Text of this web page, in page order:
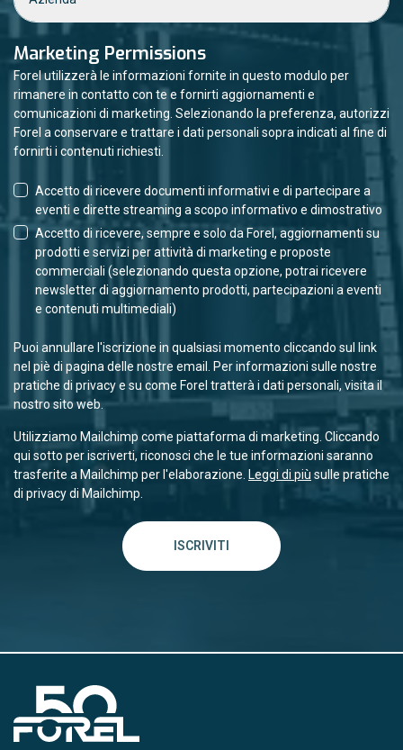
Marketing Permissions
Forel utilizzerà le informazioni fornite in questo modulo per
rimanere in contatto con te e fornirti aggiornamenti e
comunicazioni di marketing. Selezionando la preferenza, autorizzi
Forel a conservare e trattare i dati personali sopra indicati al fine di
fornirti i contenuti richiesti.
Accetto di ricevere documenti informativi e di partecipare a
eventi e dirette streaming a scopo informativo e dimostrativo
Accetto di ricevere, sempre e solo da Forel, aggiornamenti su
prodotti e servizi per attività di marketing e proposte
commerciali (selezionando questa opzione, potrai ricevere
newsletter di aggiornamento prodotti, partecipazioni a eventi
e contenuti multimediali)
Puoi annullare l'iscrizione in qualsiasi momento cliccando sul link
nel piè di pagina delle nostre email. Per informazioni sulle nostre
pratiche di privacy e su come Forel tratterà i dati personali, visita il
nostro sito web.
Utilizziamo Mailchimp come piattaforma di marketing. Cliccando
qui sotto per iscriverti, riconosci che le tue informazioni saranno
trasferite a Mailchimp per l'elaborazione. Leggi di più sulle pratiche
di privacy di Mailchimp.